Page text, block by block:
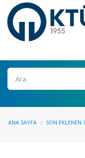
Ara
ANA SAYFA SON EKLENEN